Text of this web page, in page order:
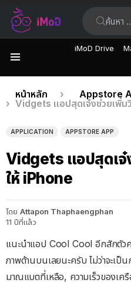
iMoD Drive
เรื่อง
ล่าสุด
คุณอยู่ที่นี่:
หน้าหลัก
Appstore
Vidgets แอปสุดเจ๋งช่วยเพิ่ม
APPLICATION APPSTORE APP
Vidgets แอปสุดเจ๋
ให้ iPhone
โดย Attapon Thaphaengphan
11 ปีที่แล้ว
แนะนำแอป Cool Cool อีกสักตัว
ภาพด้านบนเลยนะครับ ไม่ว่าจะเ
มาณแบตที่เหลือ, ความเร็วของเค